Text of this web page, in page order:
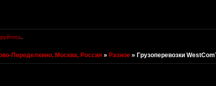
.
Переделкино, Москва, Россия »Разное »Грузоперевозки